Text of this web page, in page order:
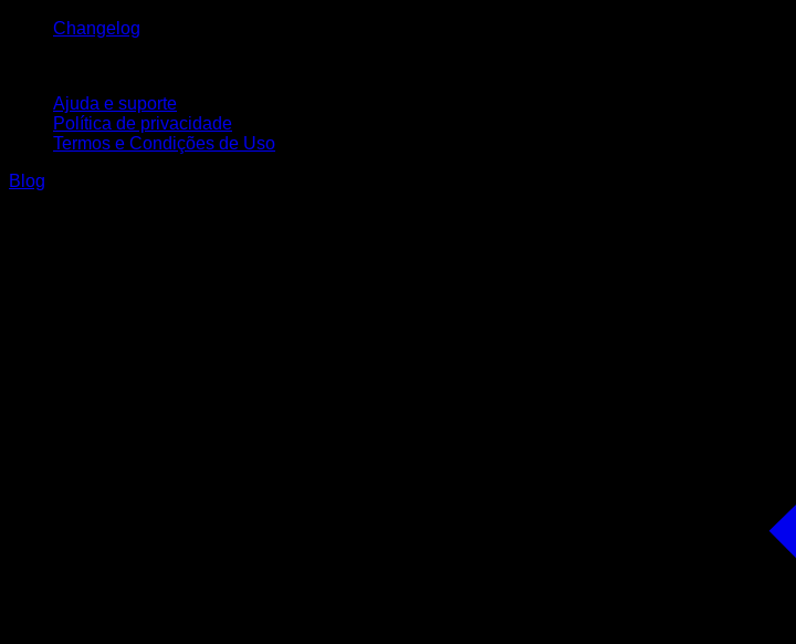
Changelog
Ajuda e suporte
Política de privacidade
Termos e Condições de Uso
Blog